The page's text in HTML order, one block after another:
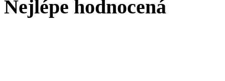
Nejlépe hodnocená